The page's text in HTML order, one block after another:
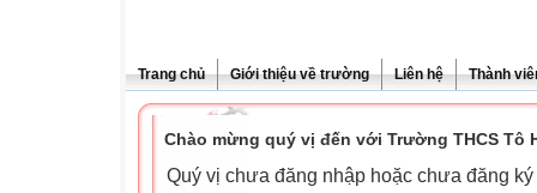
Trang chủ Giới thiệu về trường Liên hệ Thành
Chào mừng quý vị đến với Trường THCS Tô
Quý vị chưa đăng nhập hoặc chưa đăng